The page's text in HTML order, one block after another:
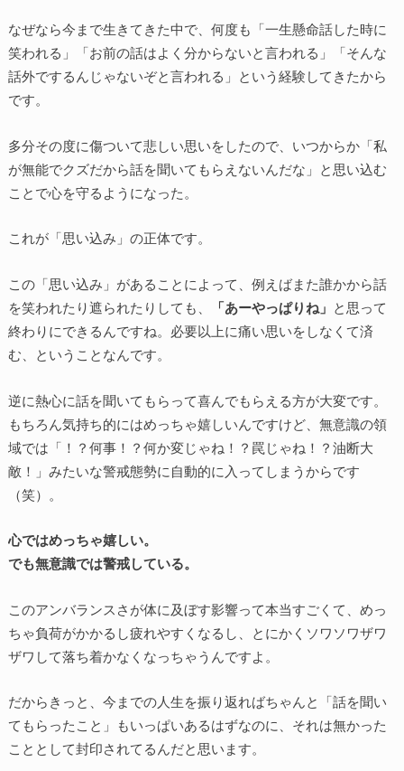
なぜなら今まで生きてきた中で、何度も「一生懸命話した時に
笑われる」「お前の話はよく分からないと言われる」「そんな
話外でするんじゃないぞと言われる」という経験してきたから
です。
多分その度に傷ついて悲しい思いをしたので、いつからか「私
が無能でクズだから話を聞いてもらえないんだな」と思い込む
ことで心を守るようになった。
これが「思い込み」の正体です。
この「思い込み」があることによって、例えばまた誰かから話
を笑われたり遮られたりしても、
「あーやっぱりね」 と思って
終わりにできるんですね。必要以上に痛い思いをしなくて済
む、ということなんです。
逆に熱心に話を聞いてもらって喜んでもらえる方が大変です。
もちろん気持ち的にはめっちゃ嬉しいんですけど、無意識の領
域では「！？何事！？何か変じゃね！？罠じゃね！？油断大
敵！」みたいな警戒態勢に自動的に入ってしまうからです
（笑）。
心ではめっちゃ嬉しい。
でも無意識では警戒している。
このアンバランスさが体に及ぼす影響って本当すごくて、めっ
ちゃ負荷がかかるし疲れやすくなるし、とにかくソワソワザワ
ザワして落ち着かなくなっちゃうんですよ。
だからきっと、今までの人生を振り返ればちゃんと「話を聞い
てもらったこと」もいっぱいあるはずなのに、それは無かった
こととして封印されてるんだと思います。